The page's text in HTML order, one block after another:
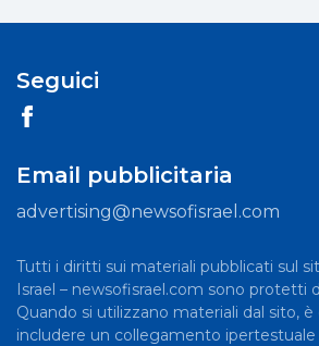
Seguici
Email pubblicitaria
advertising@newsofisrael.com
Tutti i diritti sui materiali pubblicati sul
Israel – newsofisrael.com sono protetti
Quando si utilizzano materiali dal sito,
includere un collegamento ipertestuale